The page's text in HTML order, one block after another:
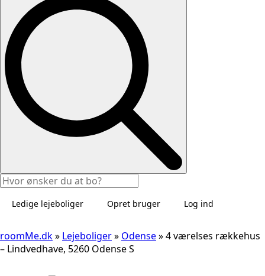
Ledige lejeboliger Opret bruger Log ind
roomMe.dk» Lejeboliger» Odense»4 værelses rækkehus
– Lindvedhave, 5260 Odense S